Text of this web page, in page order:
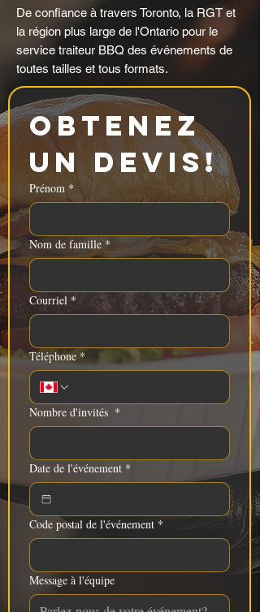
De confiance à travers Toronto, la RGT et
la région plus large de l'Ontario pour le
service traiteur BBQ des événements de
toutes tailles et tous formats.
Obtenez
un devis!
Prénom *
Nom de famille *
Courriel *
Téléphone *
Nombre d'invités *
Date de l'événement *
Code postal de l'événement *
Message à l'équipe